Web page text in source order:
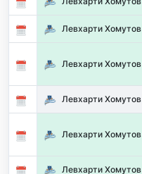
Левхарти Хомутов
Левхарти Хомутов
Левхарти Хомутов
Левхарти Хомутов
Левхарти Хомутов